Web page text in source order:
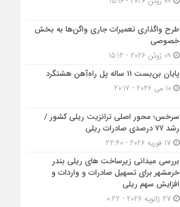
طرح واگذاری تعمیرات جاری واگن‌ها به بخش
خصوصی
پایان بن‌بست 11 ساله پل راه‌آهن هشتگرد
10 می 2026 - 20:17
سرخس؛ محور اصلی ترانزیت ریلی کشور /
رشد ۷۷ درصدی صادرات ریلی
بررسی میدانی زیرساخت های ریلی بندر
خرمشهر برای تسهیل صادرات و واردات و
افزایش سهم ریلی